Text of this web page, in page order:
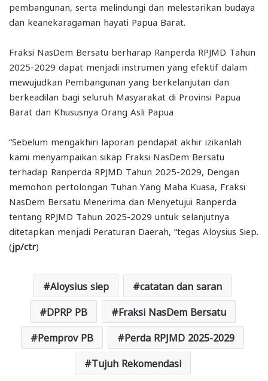
pembangunan, serta melindungi dan melestarikan budaya
dan keanekaragaman hayati Papua Barat.
Fraksi NasDem Bersatu berharap Ranperda RPJMD Tahun
2025-2029 dapat menjadi instrumen yang efektif dalam
mewujudkan Pembangunan yang berkelanjutan dan
berkeadilan bagi seluruh Masyarakat di Provinsi Papua
Barat dan Khususnya Orang Asli Papua
“Sebelum mengakhiri laporan pendapat akhir izikanlah
kami menyampaikan sikap Fraksi NasDem Bersatu
terhadap Ranperda RPJMD Tahun 2025-2029, Dengan
memohon pertolongan Tuhan Yang Maha Kuasa, Fraksi
NasDem Bersatu Menerima dan Menyetujui Ranperda
tentang RPJMD Tahun 2025-2029 untuk selanjutnya
ditetapkan menjadi Peraturan Daerah, “tegas Aloysius Siep.
(jp/ctr)
Aloysius siep catatan dan saran
DPRP PB Fraksi NasDem Bersatu
Pemprov PB Perda RPJMD 2025-2029
Tujuh Rekomendasi